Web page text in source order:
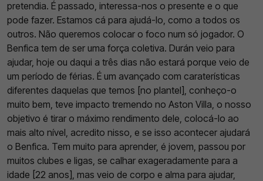
pretendia. É passado, interessa-nos o presente e o que
pode fazer. Estamos cá para ajudá-lo, como a todos os
outros. Não queremos colocar o foco num só jogador. O
Benfica tem de ser uma força coletiva. Durán veio para
ajudar, hoje ou daqui a três dias não estará porque veio de
um período de férias. É um avançado com caraterísticas
diferentes daquelas que temos [no plantel], conheço-o
muito bem, teve impacto tremendo no Aston Villa, o nosso
objetivo é tirar o máximo rendimento dele, colocá-lo ao
mais alto nível, acredito nisso, e se isso acontecer ajudará
o Benfica. Tem muito para aprender, é jovem, passou por
muitos clubes e ligas, se calhar exageradamente para a
idade [22 anos], mas veio de corpo e alma para ajudar,